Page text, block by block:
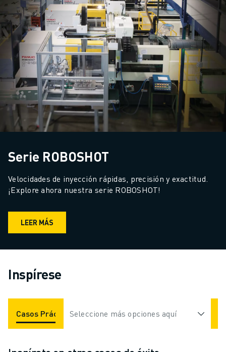
Serie ROBOSHOT
Velocidades de inyección rápidas, precisión y exactitud.
¡Explore ahora nuestra serie ROBOSHOT!
LEER MÁS
Inspírese
Casos Prácticos Aplicaciones Industrias
Seleccione más opciones aquí